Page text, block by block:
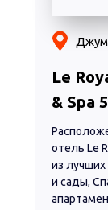
отель Le
из
и сады,
Le
& Spa